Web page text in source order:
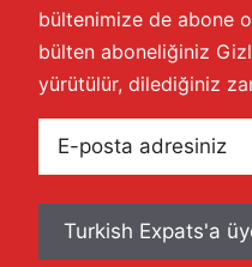
bültenimize de abone
bülten aboneliğiniz
yürütülür, dilediğiniz
posta